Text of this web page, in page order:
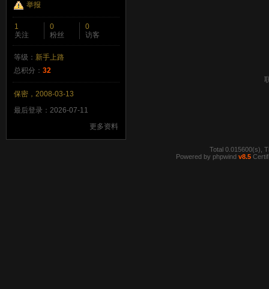
举报
1
关注
0
粉丝
0
访客
等级： 新手上路
总积分： 32
保密，2008-03-13
最后登录：2026-07-11
更多资料
Total 0.015600(s),
Powered by phpwind v8.5